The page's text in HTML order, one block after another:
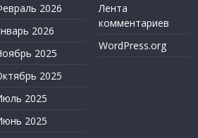
2026
2026
2025
2025
2025
2025
Лента
комментариев
WordPress.org